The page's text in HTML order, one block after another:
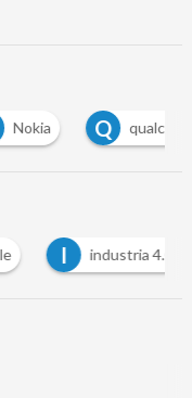
Q qualcomm
industria 4.0 I